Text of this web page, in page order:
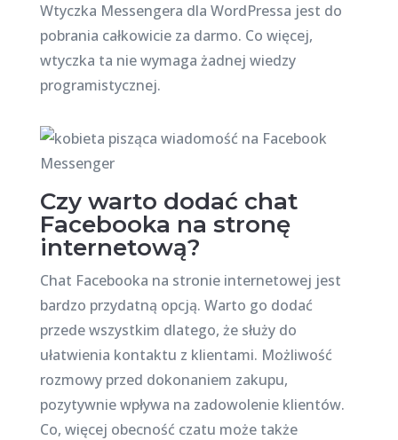
Wtyczka Messengera dla WordPressa jest do
pobrania całkowicie za darmo. Co więcej,
wtyczka ta nie wymaga żadnej wiedzy
programistycznej.
Czy warto dodać chat
Facebooka na stronę
internetową?
Chat Facebooka na stronie internetowej jest
bardzo przydatną opcją. Warto go dodać
przede wszystkim dlatego, że służy do
ułatwienia kontaktu z klientami. Możliwość
rozmowy przed dokonaniem zakupu,
pozytywnie wpływa na zadowolenie klientów.
Co, więcej obecność czatu może także